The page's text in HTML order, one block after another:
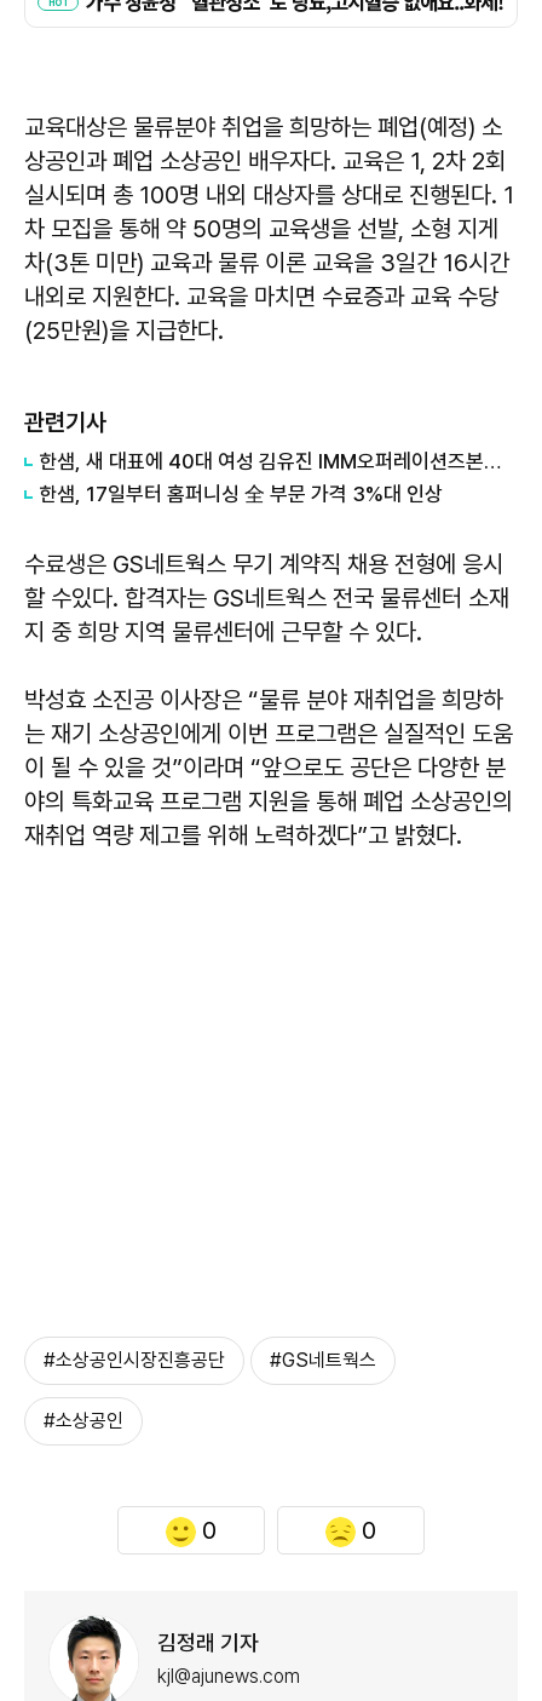
교육대상은 물류분야 취업을 희망하는 폐업(예정) 소
상공인과 폐업 소상공인 배우자다. 교육은 1, 2차 2회
실시되며 총 100명 내외 대상자를 상대로 진행된다. 1
차 모집을 통해 약 50명의 교육생을 선발, 소형 지게
차(3톤 미만) 교육과 물류 이론 교육을 3일간 16시간
내외로 지원한다. 교육을 마치면 수료증과 교육 수당
(25만원)을 지급한다.
관련기사
한샘, 새 대표에 40대 여성 김유진 IMM오퍼레이션즈본부장 내정
한샘, 17일부터 홈퍼니싱 全 부문 가격 3%대 인상
수료생은 GS네트웍스 무기 계약직 채용 전형에 응시
할 수있다. 합격자는 GS네트웍스 전국 물류센터 소재
지 중 희망 지역 물류센터에 근무할 수 있다.
박성효 소진공 이사장은 “물류 분야 재취업을 희망하
는 재기 소상공인에게 이번 프로그램은 실질적인 도움
이 될 수 있을 것”이라며 “앞으로도 공단은 다양한 분
야의 특화교육 프로그램 지원을 통해 폐업 소상공인의
재취업 역량 제고를 위해 노력하겠다”고 밝혔다.
#소상공인시장진흥공단 #GS네트웍스
#소상공인
0 0
김정래 기자
kjl@ajunews.com